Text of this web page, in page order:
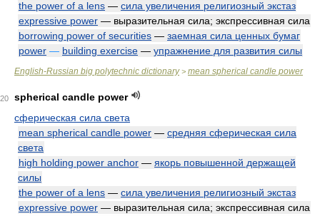
the power of a lens — сила увеличения религиозный экстаз
expressive power — выразительная сила; экспрессивная сила
borrowing power of securities — заемная сила ценных бумаг
power — building exercise — упражнение для развития силы
English-Russian big polytechnic dictionary> mean spherical candle power
20
spherical candle power
сферическая сила света
mean spherical candle power — средняя сферическая сила
света
high holding power anchor — якорь повышенной держащей
силы
the power of a lens — сила увеличения религиозный экстаз
expressive power — выразительная сила; экспрессивная сила